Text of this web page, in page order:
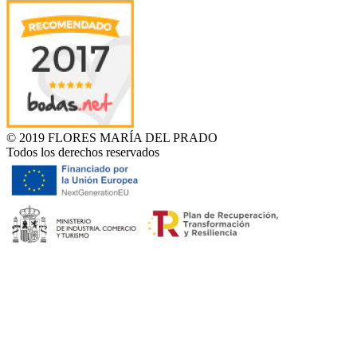
© 2019 FLORES MARÍA DEL PRADO
Todos los derechos reservados